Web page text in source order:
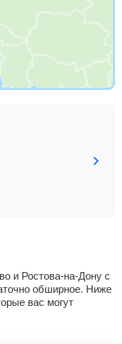
и Ростова-на-Дону с
обширное. Ниже
вас могут